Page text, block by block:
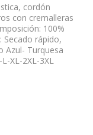
cordón
con cremalleras
100%
Secado rápido,
Azul- Turquesa
XL-2XL-3XL